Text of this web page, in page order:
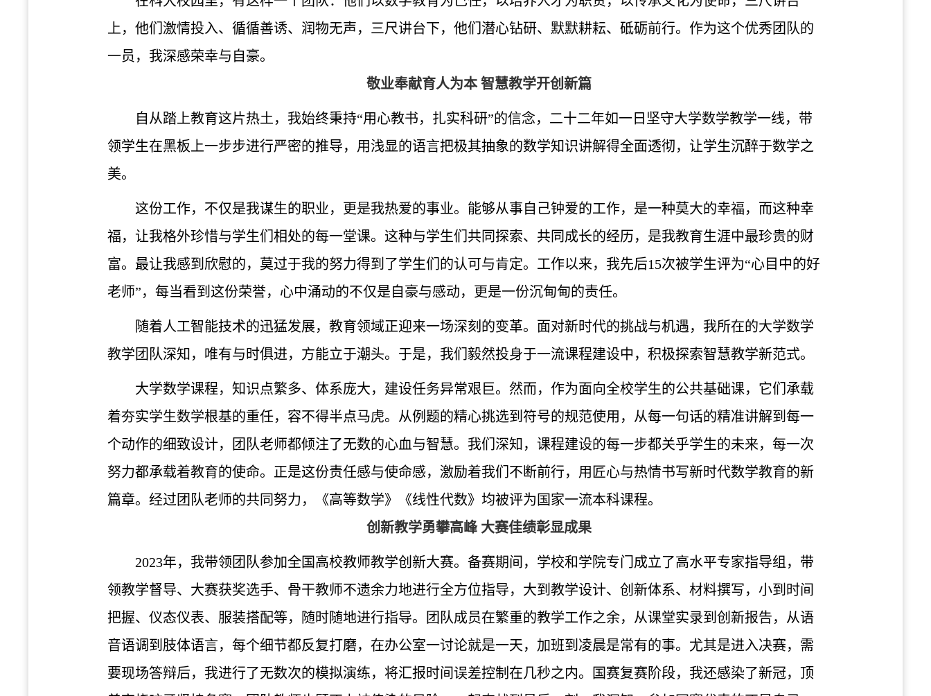
上，他们激情投入、循循善诱、润物无声，三尺讲台下，他们潜心钻研、默默耕耘、砥砺前行。作为这个优秀团队的
一员，我深感荣幸与自豪。
敬业奉献育人为本 智慧教学开创新篇
自从踏上教育这片热土，我始终秉持“用心教书，扎实科研”的信念，二十二年如一日坚守大学数学教学一线，带
领学生在黑板上一步步进行严密的推导，用浅显的语言把极其抽象的数学知识讲解得全面透彻，让学生沉醉于数学之
美。
这份工作，不仅是我谋生的职业，更是我热爱的事业。能够从事自己钟爱的工作，是一种莫大的幸福，而这种幸
福，让我格外珍惜与学生们相处的每一堂课。这种与学生们共同探索、共同成长的经历，是我教育生涯中最珍贵的财
富。最让我感到欣慰的，莫过于我的努力得到了学生们的认可与肯定。工作以来，我先后15次被学生评为“心目中的好
老师”，每当看到这份荣誉，心中涌动的不仅是自豪与感动，更是一份沉甸甸的责任。
随着人工智能技术的迅猛发展，教育领域正迎来一场深刻的变革。面对新时代的挑战与机遇，我所在的大学数学
教学团队深知，唯有与时俱进，方能立于潮头。于是，我们毅然投身于一流课程建设中，积极探索智慧教学新范式。
大学数学课程，知识点繁多、体系庞大，建设任务异常艰巨。然而，作为面向全校学生的公共基础课，它们承载
着夯实学生数学根基的重任，容不得半点马虎。从例题的精心挑选到符号的规范使用，从每一句话的精准讲解到每一
个动作的细致设计，团队老师都倾注了无数的心血与智慧。我们深知，课程建设的每一步都关乎学生的未来，每一次
努力都承载着教育的使命。正是这份责任感与使命感，激励着我们不断前行，用匠心与热情书写新时代数学教育的新
篇章。经过团队老师的共同努力，《高等数学》《线性代数》均被评为国家一流本科课程。
创新教学勇攀高峰 大赛佳绩彰显成果
2023年，我带领团队参加全国高校教师教学创新大赛。备赛期间，学校和学院专门成立了高水平专家指导组，带
领教学督导、大赛获奖选手、骨干教师不遗余力地进行全方位指导，大到教学设计、创新体系、材料撰写，小到时间
把握、仪态仪表、服装搭配等，随时随地进行指导。团队成员在繁重的教学工作之余，从课堂实录到创新报告，从语
音语调到肢体语言，每个细节都反复打磨，在办公室一讨论就是一天，加班到凌晨是常有的事。尤其是进入决赛，需
要现场答辩后，我进行了无数次的模拟演练，将汇报时间误差控制在几秒之内。国赛复赛阶段，我还感染了新冠，顶